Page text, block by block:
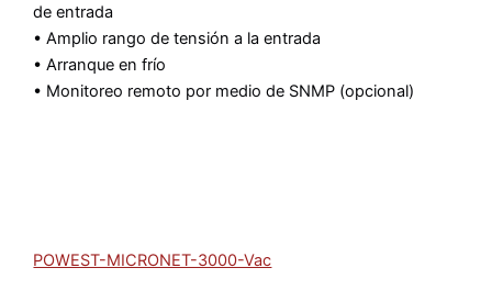
de entrada
• Amplio rango de tensión a la entrada
• Arranque en frío
• Monitoreo remoto por medio de SNMP (opcional)
POWEST-MICRONET-3000-Vac